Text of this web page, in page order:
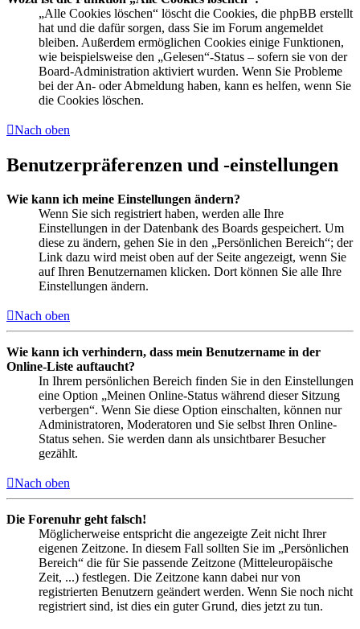
„Alle Cookies löschen“ löscht die Cookies, die phpBB erstellt
hat und die dafür sorgen, dass Sie im Forum angemeldet
bleiben. Außerdem ermöglichen Cookies einige Funktionen,
wie beispielsweise den „Gelesen“-Status – sofern sie von der
Board-Administration aktiviert wurden. Wenn Sie Probleme
bei der An- oder Abmeldung haben, kann es helfen, wenn Sie
die Cookies löschen.
Nach oben
Benutzerpräferenzen und -einstellungen
Wie kann ich meine Einstellungen ändern?
Wenn Sie sich registriert haben, werden alle Ihre
Einstellungen in der Datenbank des Boards gespeichert. Um
diese zu ändern, gehen Sie in den „Persönlichen Bereich“; der
Link dazu wird meist oben auf der Seite angezeigt, wenn Sie
auf Ihren Benutzernamen klicken. Dort können Sie alle Ihre
Einstellungen ändern.
Nach oben
Wie kann ich verhindern, dass mein Benutzername in der
Online-Liste auftaucht?
In Ihrem persönlichen Bereich finden Sie in den Einstellungen
eine Option „Meinen Online-Status während dieser Sitzung
verbergen“. Wenn Sie diese Option einschalten, können nur
Administratoren, Moderatoren und Sie selbst Ihren Online-
Status sehen. Sie werden dann als unsichtbarer Besucher
gezählt.
Nach oben
Die Forenuhr geht falsch!
Möglicherweise entspricht die angezeigte Zeit nicht Ihrer
eigenen Zeitzone. In diesem Fall sollten Sie im „Persönlichen
Bereich“ die für Sie passende Zeitzone (Mitteleuropäische
Zeit, ...) festlegen. Die Zeitzone kann dabei nur von
registrierten Benutzern geändert werden. Wenn Sie noch nicht
registriert sind, ist dies ein guter Grund, dies jetzt zu tun.